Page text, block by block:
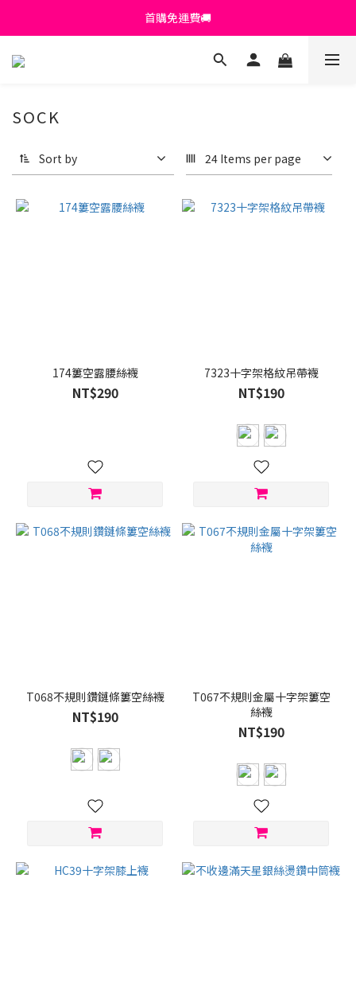
首購免運費🚚
首購免運費🚚
綁定+官方LINE領$200
SOCK
Sort by 24 Items per page
174簍空露腰絲襪
NT$290
7323十字架格紋吊帶襪
NT$190
T068不規則鑽鏈條簍空絲襪
NT$190
T067不規則金屬十字架簍空
絲襪
NT$190